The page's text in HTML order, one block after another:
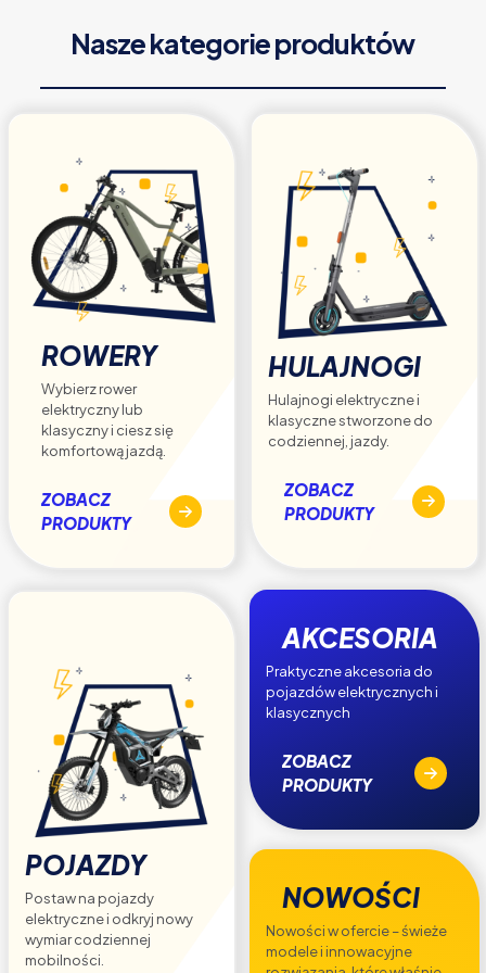
można
na
Nasze kategorie produktów
ROWERY
Wybierz rower
elektryczny lub
klasyczny i ciesz się
komfortową jazdą.
ZOBACZ
PRODUKTY
HULAJNOGI
Hulajnogi elektryczne i
klasyczne stworzone do
codziennej, jazdy.
ZOBACZ
PRODUKTY
POJAZDY
Postaw na pojazdy
elektryczne i odkryj nowy
wymiar codziennej
mobilności.
AKCESORIA
Praktyczne akcesoria do
pojazdów elektrycznych i
klasycznych
ZOBACZ
PRODUKTY
NOWOŚCI
Nowości w ofercie – świeże
modele i innowacyjne